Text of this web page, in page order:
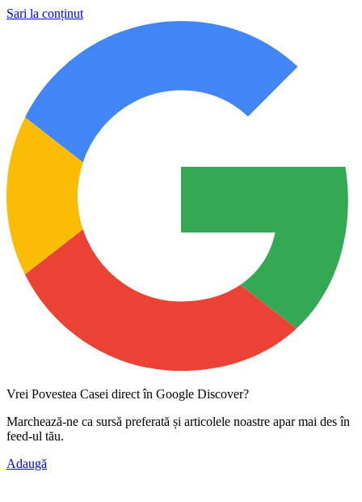
Sari la conținut
Vrei Povestea Casei direct în Google Discover?
Marchează-ne ca sursă preferată și articolele noastre apar mai des în
feed-ul tău.
Adaugă